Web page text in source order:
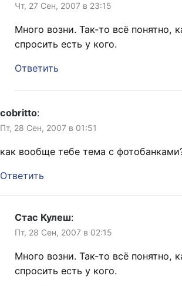
Чт, 27 Сен, 2007 в 23:15
Много возни. Так-то всё понятно,
спросить есть у кого.
Ответить
cobritto:
Пт, 28 Сен, 2007 в 01:51
как вообще тебе тема с
Ответить
Стас Кулеш:
Пт, 28 Сен, 2007 в 02:15
Много возни. Так-то всё понятно,
спросить есть у кого.